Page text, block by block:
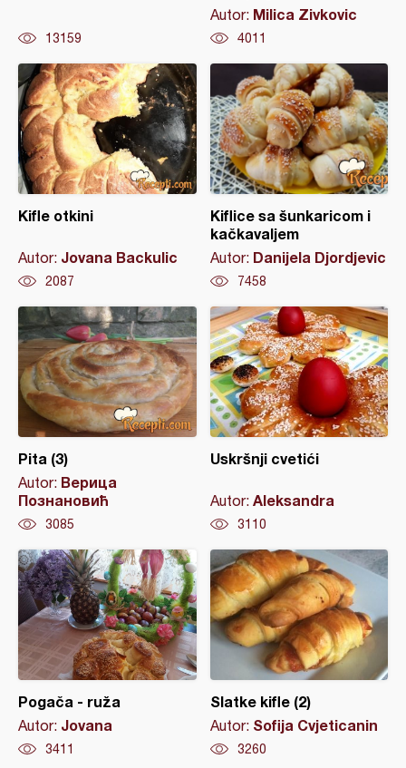
13159
Autor: Milica Zivkovic
4011
Kifle otkini
Autor: Jovana Backulic
2087
Kiflice sa šunkaricom i
kačkavaljem
Autor: Danijela Djordjevic
7458
Pita (3)
Autor: Верица
Познановић
3085
Uskršnji cvetići
Autor: Aleksandra
3110
Pogača - ruža
Autor: Jovana
3411
Slatke kifle (2)
Autor: Sofija Cvjeticanin
3260